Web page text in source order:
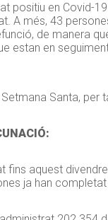
positiu en Covid-
A més, 43
de manera
estan en
Santa, per
fins aquest
ja han